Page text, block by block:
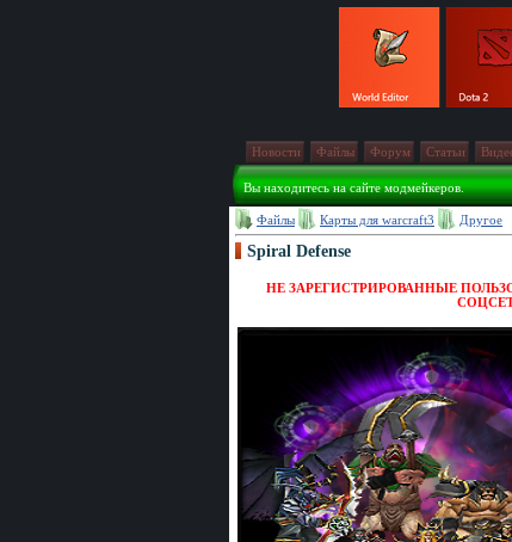
Новости Файлы Форум Статьи
Вы находитесь на сайте модмейкеров.
Файлы Карты для warcraft3 Другое
Spiral Defense
НЕ ЗАРЕГИСТРИРОВАННЫЕ